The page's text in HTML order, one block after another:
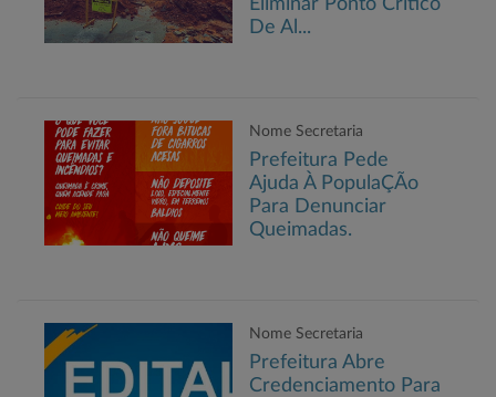
De Al...
Nome Secretaria
Prefeitura Pede
Ajuda À PopulaÇÃo
Para Denunciar
Queimadas.
Nome Secretaria
Prefeitura Abre
Credenciamento Para